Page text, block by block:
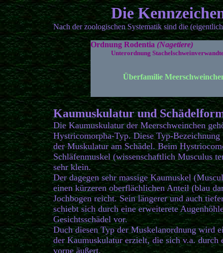
Die
Nach der zoologischen Systematik sind die
Ordnung Rodentia (Nagetiere)
Unterordnung
Überfamilie
Kaumuskulatur und
Die Kaumuskulatur der Meerschweinchen
Hystricomorpha-Typ. Diese Typ-
der Muskulatur am Schädel. Beim
Schläfenmuskel (wissenschaftlich Musculus
sehr klein.
Der dagegen sehr massige Kaumuskel
einen kürzeren oberflächlichen Anteil (blau
Jochbogen reicht. Sein längerer und auch
schiebt sich durch eine erweiterete
Gesichtsschädel vor.
Duch diesen Typ der Muskelanordnung wird
der Kaumuskulatur erzielt, die sich v.a. durch
vorne äußert.